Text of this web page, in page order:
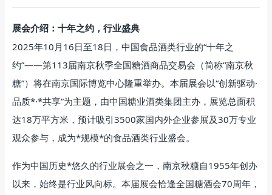
展会介绍：十年之约，行业盛典
2025年10月16日至18日，中国食品酒类行业的“十年之
约”——第113届南京秋季全国糖酒商品交易会（简称“南京秋
糖”）将在南京国际博览中心隆重举办。本届展会以“创新驱动·
品质*·*共享”为主题，由中国糖业酒类集团主办，展览总面积
达18万平方米，预计吸引3500家国内外企业参展及30万专业
观众参与，成为*规模*的食品酒类行业盛会。
作为中国历史*悠久的行业展会之一，南京秋糖自1955年创办
以来，始终是行业风向标。本届展会恰逢全国糖酒会70周年，